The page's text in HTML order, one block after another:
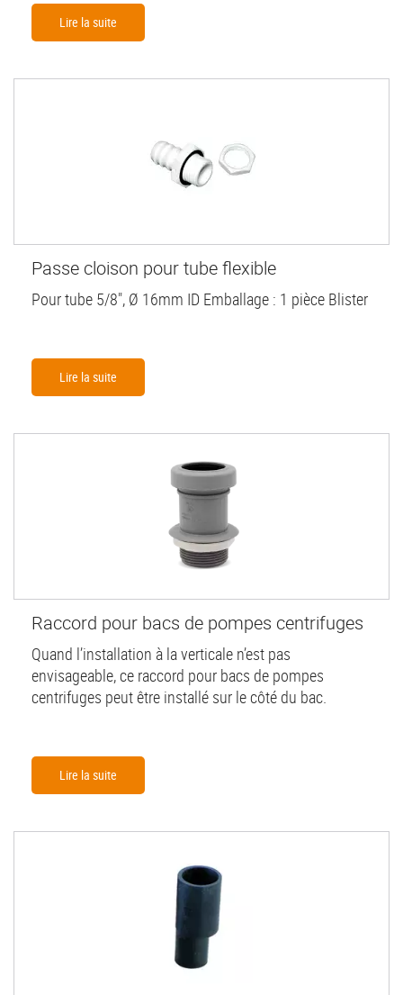
Lire la suite
Passe cloison pour tube flexible
Pour tube 5/8", Ø 16mm ID Emballage : 1 pièce Blister
Lire la suite
Raccord pour bacs de pompes centrifuges
Quand l’installation à la verticale n’est pas
envisageable, ce raccord pour bacs de pompes
centrifuges peut être installé sur le côté du bac.
Lire la suite